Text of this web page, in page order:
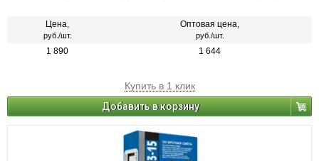
агломератом.
Цена,
руб./шт.
Оптовая цена,
руб./шт.
1 890 1 644
Купить в 1 клик
Добавить в корзину